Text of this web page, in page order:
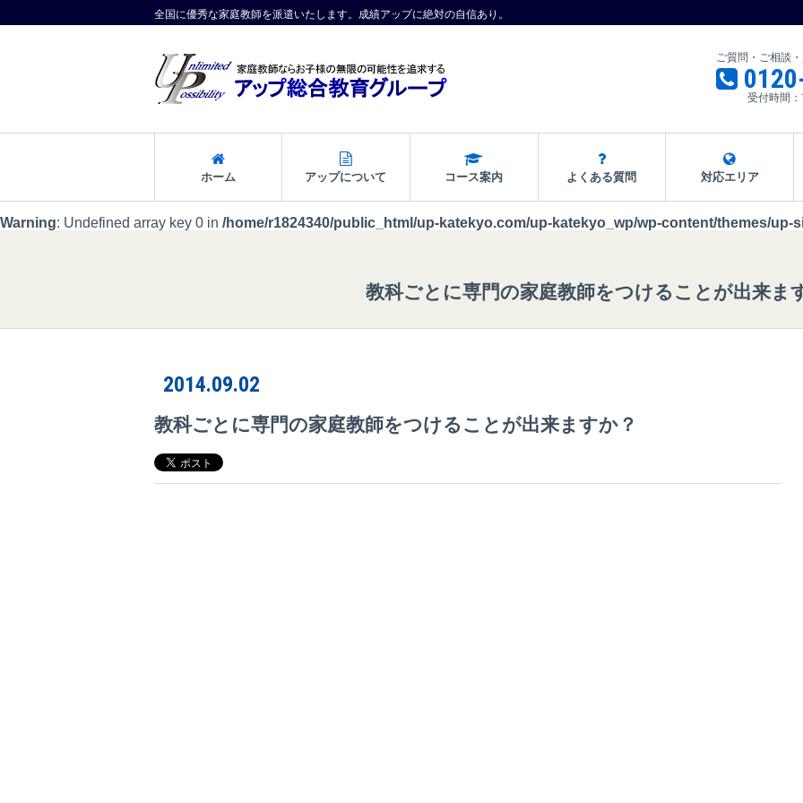
全国に優秀な家庭教師を派遣いたします。成績アップに絶対の自信あり。
ご質問・ご相談
受付時間：
ホーム アップについて コース案内 よくある質問 対応エリア
Warning: Undefined array key 0 in /home/r1824340/public_html/up-katekyo.com/up-katekyo_wp/wp-content/themes/up-
教科ごとに専門の家庭教師をつけることが出来ま
2014.09.02
教科ごとに専門の家庭教師をつけることが出来ますか？